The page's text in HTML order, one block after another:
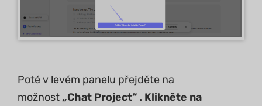
Poté v levém panelu přejděte na
možnost „Chat Project“ . Klikněte na